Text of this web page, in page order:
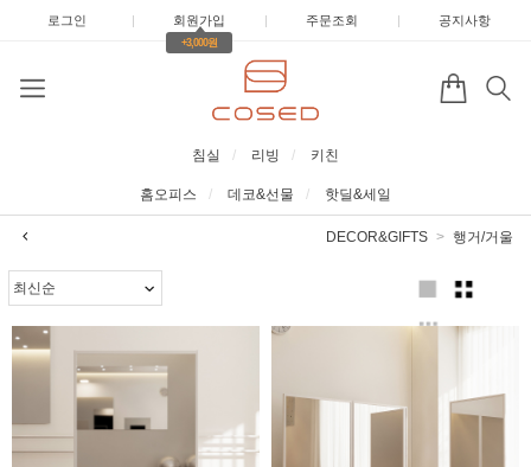
로그인 | 회원가입 |
+3,000원
주문조회 | 공지사항
침실 리빙 키친
홈오피스 데코&선물 핫딜&세일
DECOR&GIFTS 행거/거울